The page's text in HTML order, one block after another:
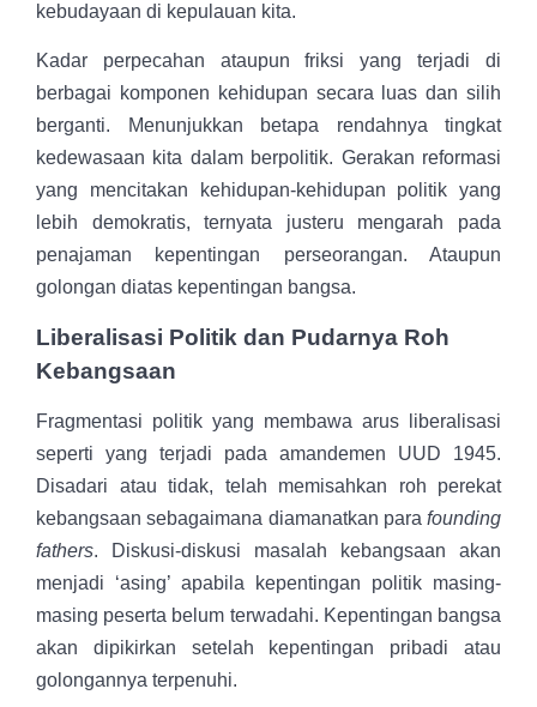
kebudayaan di kepulauan kita.
Kadar perpecahan ataupun friksi yang terjadi di
berbagai komponen kehidupan secara luas dan silih
berganti. Menunjukkan betapa rendahnya tingkat
kedewasaan kita dalam berpolitik. Gerakan reformasi
yang mencitakan kehidupan-kehidupan politik yang
lebih demokratis, ternyata justeru mengarah pada
penajaman kepentingan perseorangan. Ataupun
golongan diatas kepentingan bangsa.
Liberalisasi Politik dan Pudarnya Roh
Kebangsaan
Fragmentasi politik yang membawa arus liberalisasi
seperti yang terjadi pada amandemen UUD 1945.
Disadari atau tidak, telah memisahkan roh perekat
kebangsaan sebagaimana diamanatkan para founding
fathers. Diskusi-diskusi masalah kebangsaan akan
menjadi ‘asing’ apabila kepentingan politik masing-
masing peserta belum terwadahi. Kepentingan bangsa
akan dipikirkan setelah kepentingan pribadi atau
golongannya terpenuhi.